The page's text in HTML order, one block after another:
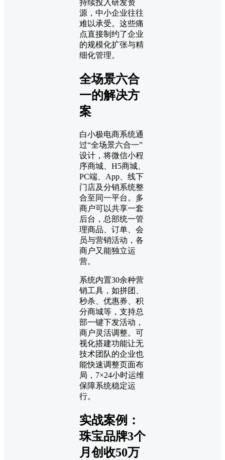
持续投入研发资
源，中小企业往往
难以承受。这些痛
点直接制约了企业
的规模化扩张与精
细化管理。
全场景六合
一的解决方
案
白小极电商系统通
过“全场景六合一”
设计，将微信小程
序商城、H5商城、
PC端、App、线下
门店及分销系统整
合至同一平台。多
商户可以共享一套
后台，总部统一管
理商品、订单、会
员与营销活动，各
商户又能独立运
营。
系统内置30余种营
销工具，如拼团、
秒杀、优惠券、积
分商城等，支持总
部一键下发活动，
商户灵活调整。可
视化搭建功能让无
技术团队的企业也
能快速调整页面布
局，7×24小时运维
保障系统稳定运
行。
实战案例：
珠宝品牌3个
月创收50万